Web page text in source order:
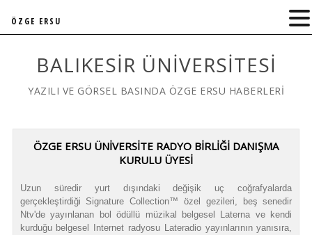
BALIKESIR ÜNIVERSITESI
YAZILI VE GÖRSEL BASINDA ÖZGE ERSU HABERLERİ
ÖZGE ERSU ÜNİVERSİTE RADYO BİRLİĞİ DANIŞMA
KURULU ÜYESİ
Uzun süredir yurt dışındaki değişik uç coğrafyalarda
gerçekleştirdiği Signature Collection™ özel gezileri, beş senedir
Ntv'de yayınlanan bol ödüllü müzikal belgesel Laterna ve kendi
kurduğu belgesel Internet radyosu Lateradio yayınlarının yanısıra,
ÖZGE ERSU